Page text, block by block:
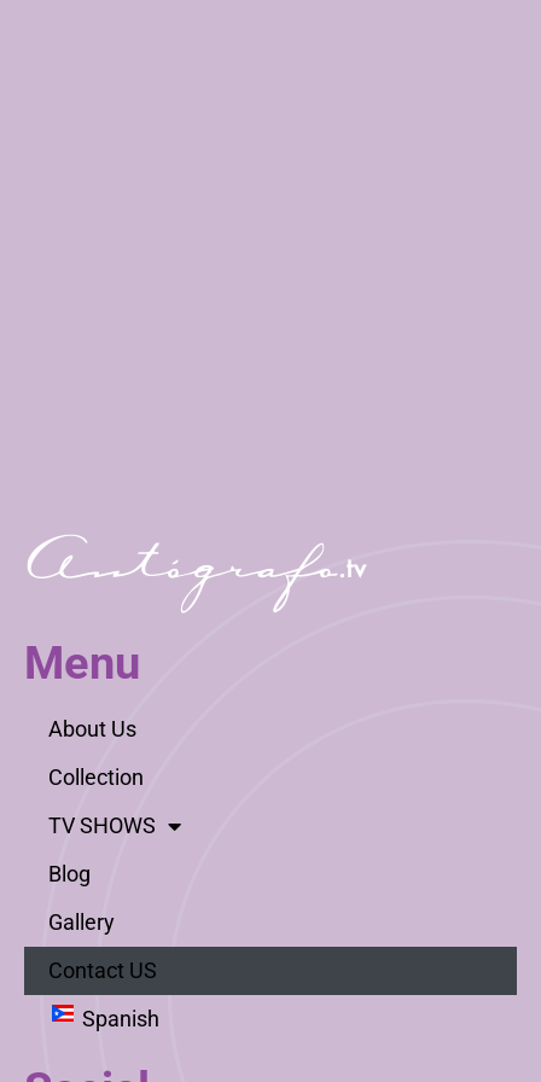
Menu
About Us
Collection
TV SHOWS
Blog
Gallery
Contact US
Spanish